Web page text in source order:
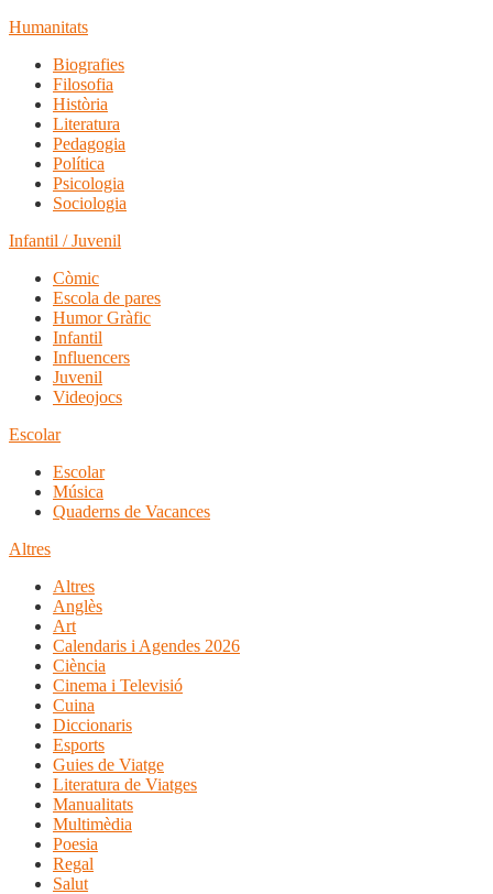
Humanitats
Biografies
Filosofia
Història
Literatura
Pedagogia
Política
Psicologia
Sociologia
Infantil / Juvenil
Còmic
Escola de pares
Humor Gràfic
Infantil
Influencers
Juvenil
Videojocs
Escolar
Escolar
Música
Quaderns de Vacances
Altres
Altres
Anglès
Art
Calendaris i Agendes 2026
Ciència
Cinema i Televisió
Cuina
Diccionaris
Esports
Guies de Viatge
Literatura de Viatges
Manualitats
Multimèdia
Poesia
Regal
Salut